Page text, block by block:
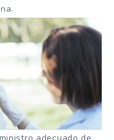
adecuado de